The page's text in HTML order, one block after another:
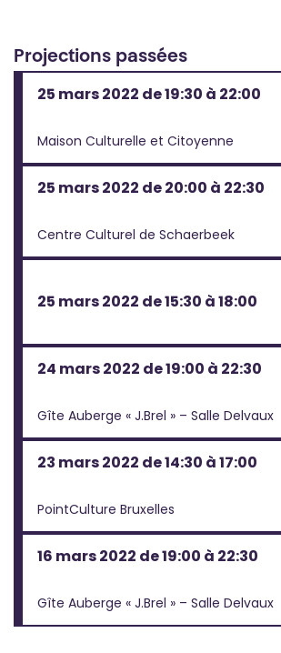
Projections passées
25 mars 2022 de 19:30 à 22:00
Maison Culturelle et Citoyenne
Voir la fiche complète de
25 mars 2022 de 20:00 à 22:30
Centre Culturel de Schaerbeek
Voir la fiche complète de
25 mars 2022 de 15:30 à 18:00
Voir la fiche complète de
24 mars 2022 de 19:00 à 22:30
Gîte Auberge « J.Brel » – Salle Delvaux
Voir la fiche complète de
23 mars 2022 de 14:30 à 17:00
PointCulture Bruxelles
Voir la fiche complète de
16 mars 2022 de 19:00 à 22:30
Gîte Auberge « J.Brel » – Salle Delvaux
Voir la fiche complète de